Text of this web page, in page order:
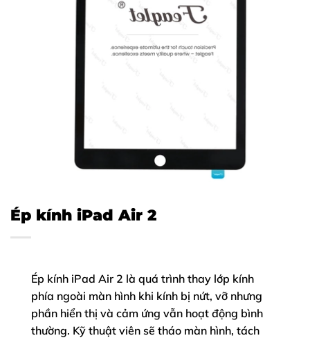
Ép kính iPad Air 2
Ép kính iPad Air 2 là quá trình thay lớp kính
phía ngoài màn hình khi kính bị nứt, vỡ nhưng
phần hiển thị và cảm ứng vẫn hoạt động bình
thường. Kỹ thuật viên sẽ tháo màn hình, tách